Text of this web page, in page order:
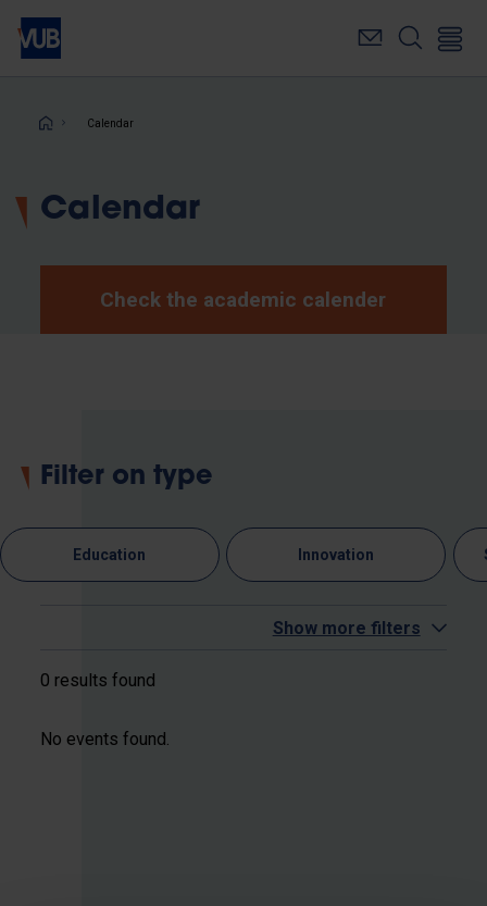
Skip
main
Breadcrumb
Calendar
Calendar
Check the academic calender
Filter on type
Education Innovation
Show more filters
0 results found
No events found.